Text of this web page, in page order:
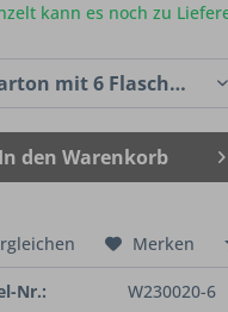
kann es noch zu
In den Warenkorb
Merken
Nr.:
W230020-6